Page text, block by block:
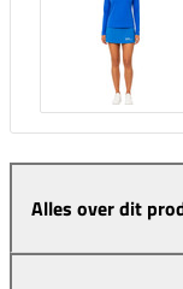
Alles over dit